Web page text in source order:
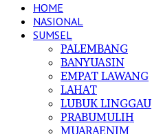
HOME
NASIONAL
SUMSEL
PALEMBANG
BANYUASIN
EMPAT LAWANG
LAHAT
LUBUK LINGGAU
PRABUMULIH
MUARAENIM